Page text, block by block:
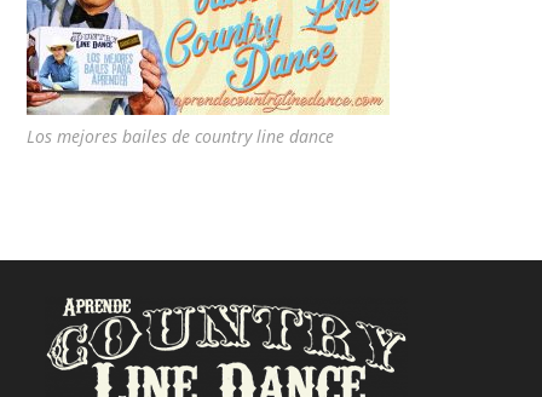
Los mejores bailes de country line dance